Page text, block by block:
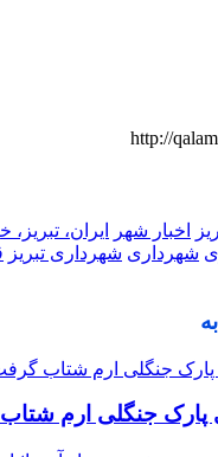
http://
اخبار شهر
ایران، تبریز،
شهرداری شهرداری تبریز
پارک جنگلی ارم